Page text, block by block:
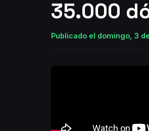
35.000
Publicado el domingo, 3